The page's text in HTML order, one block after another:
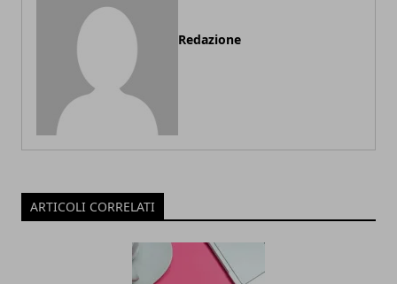
Redazione
ARTICOLI CORRELATI